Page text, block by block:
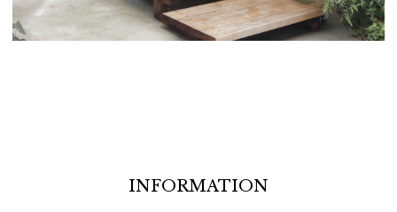
INFORMATION